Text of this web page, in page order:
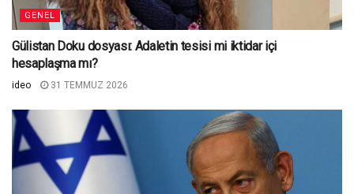
GENEL
Gülistan Doku dosyası: Adaletin tesisi mi iktidar içi
hesaplaşma mı?
ideo 31 TEMMUZ 2026